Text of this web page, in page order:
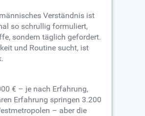
Verständnis ist
so schrullig formuliert,
sondern täglich gefordert.
und Routine sucht, ist
€ – je nach Erfahrung,
Erfahrung springen 3.200
– aber die